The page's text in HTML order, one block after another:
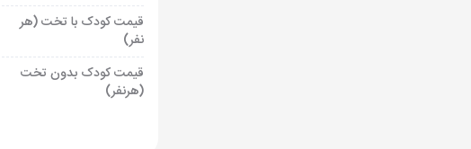
قیمت کودک با تخت (هر
نفر)
قیمت کودک بدون تخت
(هرنفر)